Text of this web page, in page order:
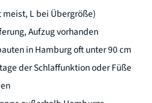
meist, L bei Übergröße)
Aufzug vorhanden
in Hamburg oft unter 90 cm
der Schlaffunktion oder Füße